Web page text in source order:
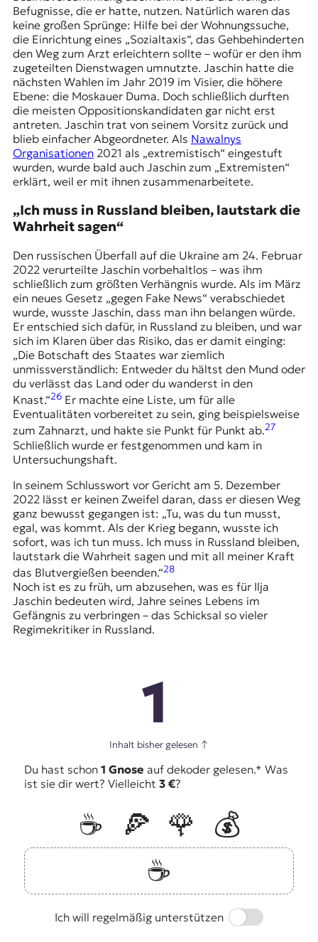
Befugnisse, die er hatte, nutzen. Natürlich waren das
keine großen Sprünge: Hilfe bei der Wohnungssuche,
die Einrichtung eines „Sozialtaxis“, das Gehbehinderten
den Weg zum Arzt erleichtern sollte – wofür er den ihm
zugeteilten Dienstwagen umnutzte. Jaschin hatte die
nächsten Wahlen im Jahr 2019 im Visier, die höhere
Ebene: die Moskauer Duma. Doch schließlich durften
die meisten Oppositionskandidaten gar nicht erst
antreten. Jaschin trat von seinem Vorsitz zurück und
blieb einfacher Abgeordneter. Als Nawalnys
Organisationen2021 als „extremistisch“ eingestuft
wurden, wurde bald auch Jaschin zum „Extremisten“
erklärt, weil er mit ihnen zusammenarbeitete.
„Ich muss in Russland bleiben, lautstark die
Wahrheit sagen“
Den russischen Überfall auf die Ukraine am 24. Februar
2022 verurteilte Jaschin vorbehaltlos – was ihm
schließlich zum größten Verhängnis wurde. Als im März
ein neues Gesetz „gegen Fake News“verabschiedet
wurde, wusste Jaschin, dass man ihn belangen würde.
Er entschied sich dafür, in Russland zu bleiben, und war
sich im Klaren über das Risiko, das er damit einging:
„Die Botschaft des Staates war ziemlich
unmissverständlich: Entweder du hältst den Mund oder
du verlässt das Land oder du wanderst in den
Knast.“26Er machte eine Liste, um für alle
Eventualitäten vorbereitet zu sein, ging beispielsweise
zum Zahnarzt, und hakte sie Punkt für Punkt ab.27
Schließlich wurde er festgenommen und kam in
Untersuchungshaft.
In seinem Schlusswort vor Gericht am 5. Dezember
2022 lässt er keinen Zweifel daran, dass er diesen Weg
ganz bewusst gegangen ist: „Tu, was du tun musst,
egal, was kommt. Als der Krieg begann, wusste ich
sofort, was ich tun muss. Ich muss in Russland bleiben,
lautstark die Wahrheit sagen und mit all meiner Kraft
das Blutvergießen beenden.“28
Noch ist es zu früh, um abzusehen, was es für Ilja
Jaschin bedeuten wird, Jahre seines Lebens im
Gefängnis zu verbringen – das Schicksal so vieler
Regimekritiker in Russland.
1
Inhalt bisher gelesen ↑
Du hast schon 1 Gnose auf dekoder gelesen.* Was
ist sie dir wert? Vielleicht 3 €?
☕️ 🍕 🌹
💰
☕️
Ich will regelmäßig unterstützen
Switch